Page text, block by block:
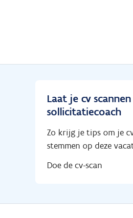
Laat je cv
sollicitatiecoach
Zo krijg je tips om je
stemmen op deze
Doe de cv-scan